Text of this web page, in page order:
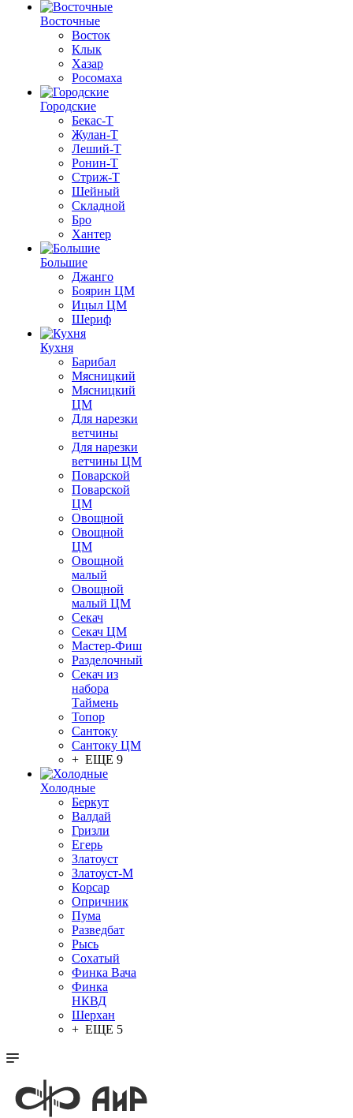
Восточные
Восток
Клык
Хазар
Росомаха
Городские
Бекас-Т
Жулан-Т
Леший-Т
Ронин-Т
Стриж-Т
Шейный
Складной
Бро
Хантер
Большие
Джанго
Боярин ЦМ
Ицыл ЦМ
Шериф
Кухня
Барибал
Мясницкий
Мясницкий
ЦМ
Для нарезки
ветчины
Для нарезки
ветчины ЦМ
Поварской
Поварской
ЦМ
Овощной
Овощной
ЦМ
Овощной
малый
Овощной
малый ЦМ
Секач
Секач ЦМ
Мастер-Фиш
Разделочный
Секач из
набора
Таймень
Топор
Сантоку
Сантоку ЦМ
+ ЕЩЕ 9
Холодные
Беркут
Валдай
Гризли
Егерь
Златоуст
Златоуст-М
Корсар
Опричник
Пума
Разведбат
Рысь
Сохатый
Финка Вача
Финка
НКВД
Шерхан
+ ЕЩЕ 5